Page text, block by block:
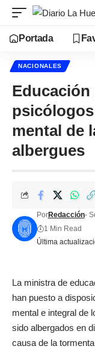
Portada
NACIONALES
mental de
albergues
Última
PorRedacción-
1 Min Read
La ministra de
han puesto a
mental e integral de
sido albergados en
causa de la